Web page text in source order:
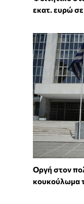
εκατ. ευρώ
Οργή στον
κουκούλωμα